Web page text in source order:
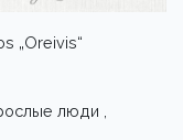
„Oreivis“
люди ,